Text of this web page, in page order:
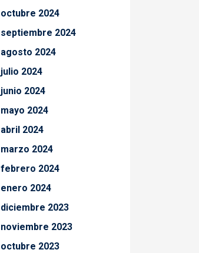
octubre 2024
septiembre 2024
agosto 2024
julio 2024
junio 2024
mayo 2024
abril 2024
marzo 2024
febrero 2024
enero 2024
diciembre 2023
noviembre 2023
octubre 2023